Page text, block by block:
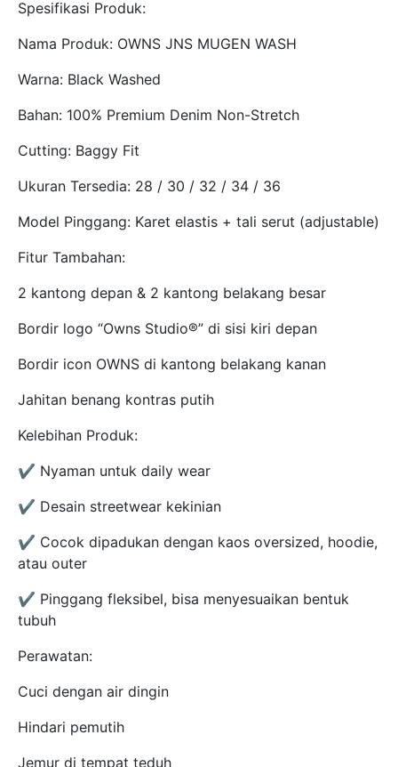
Spesifikasi Produk:
Nama Produk: OWNS JNS MUGEN WASH
Warna: Black Washed
Bahan: 100% Premium Denim Non-Stretch
Cutting: Baggy Fit
Ukuran Tersedia: 28 / 30 / 32 / 34 / 36
Model Pinggang: Karet elastis + tali serut (adjustable)
Fitur Tambahan:
2 kantong depan & 2 kantong belakang besar
Bordir logo “Owns Studio®” di sisi kiri depan
Bordir icon OWNS di kantong belakang kanan
Jahitan benang kontras putih
Kelebihan Produk:
✔️ Nyaman untuk daily wear
✔️ Desain streetwear kekinian
✔️ Cocok dipadukan dengan kaos oversized, hoodie,
atau outer
✔️ Pinggang fleksibel, bisa menyesuaikan bentuk
tubuh
Perawatan:
Cuci dengan air dingin
Hindari pemutih
Jemur di tempat teduh